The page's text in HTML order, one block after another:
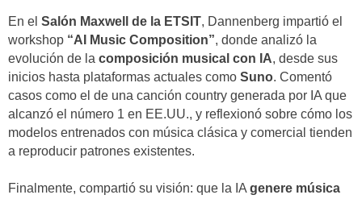
En el Salón Maxwell de la ETSIT, Dannenberg impartió el
workshop “AI Music Composition”, donde analizó la
evolución de la composición musical con IA, desde sus
inicios hasta plataformas actuales como Suno. Comentó
casos como el de una canción country generada por IA que
alcanzó el número 1 en EE.UU., y reflexionó sobre cómo los
modelos entrenados con música clásica y comercial tienden
a reproducir patrones existentes.
Finalmente, compartió su visión: que la IAgenere música